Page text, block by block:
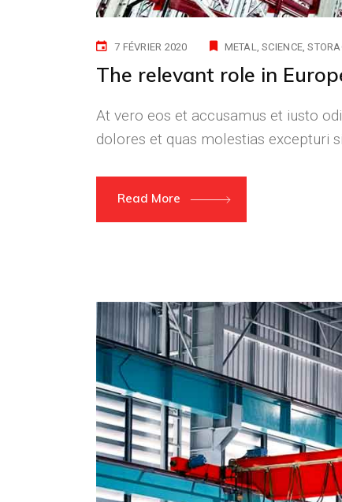
7 FÉVRIER 2020 METAL SCIENCE
The relevant role in
At vero eos et accusamus et iusto
dolores et quas molestias excepturi
Read More